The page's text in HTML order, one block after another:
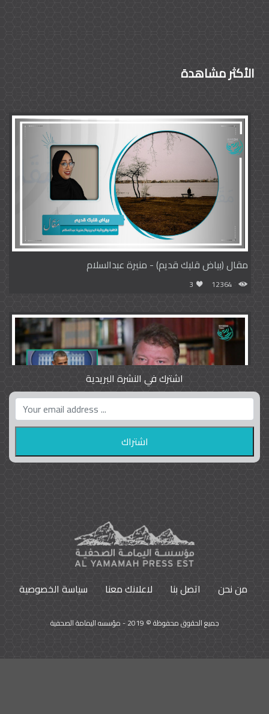
الأكثر مشاهدة
مقال (بياض قلبك قديم) - منيرة عبدالسلام
12364
3
واشنطن بوست واللوبي المزدوج
9792
السوشيال ميديا سلبيات وإيجابيات
اشترك في النشرة البريدية
من نحن اتصل بنا لاعلانك معنا سياسة الخصوصية
جميع الحقوق محفوظة © 2019 - مؤسسه اليمامة الصحفية